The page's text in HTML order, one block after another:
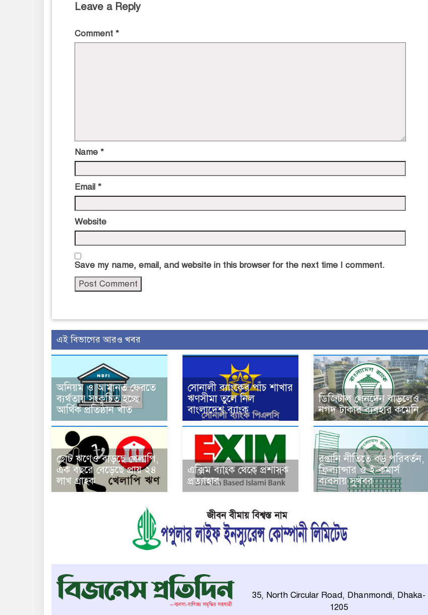
Leave a Reply
Comment *
Name *
Email *
Website
Save my name, email, and website in this browser for the next time I comment.
এই বিভাগের আরও খবর
অনিয়ম ও আমানত ফেরতে
ব্যর্থতায় সংকুচিত হচ্ছে
আর্থিক প্রতিষ্ঠান খাত
সোনালী ব্যাংকের পাঁচ শাখার
ঋণসীমা তুলে নিল
বাংলাদেশ ব্যাংক
ডিজিটাল লেনদেন বাড়লেও
নগদ টাকার ব্যবহার কমেনি
ছোট ঋণেও বাড়ছে খেলাপি,
এক বছরে বেড়েছে প্রায় ২৪
লাখ গ্রাহক
এক্সিম ব্যাংক থেকে প্রশাসক
প্রত্যাহার
রপ্তানি নীতিতে বড় পরিবর্তন,
ফ্রিল্যান্সার ও ই-কমার্স
ব্যবসায় সুখবর
35, North Circular Road, Dhanmondi, Dhaka-
1205